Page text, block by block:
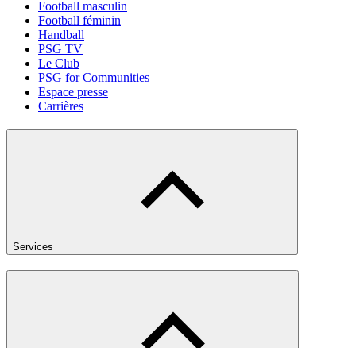
Football masculin
Football féminin
Handball
PSG TV
Le Club
PSG for Communities
Espace presse
Carrières
Services